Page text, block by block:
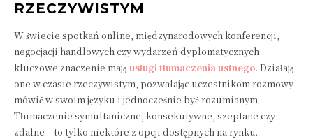
RZECZYWISTYM
W świecie spotkań online, międzynarodowych konferencji,
negocjacji handlowych czy wydarzeń dyplomatycznych
kluczowe znaczenie mająusługi tłumaczenia ustnego. Działają
one w czasie rzeczywistym, pozwalając uczestnikom rozmowy
mówić w swoim języku i jednocześnie być rozumianym.
Tłumaczenie symultaniczne, konsekutywne, szeptane czy
zdalne – to tylko niektóre z opcji dostępnych na rynku.